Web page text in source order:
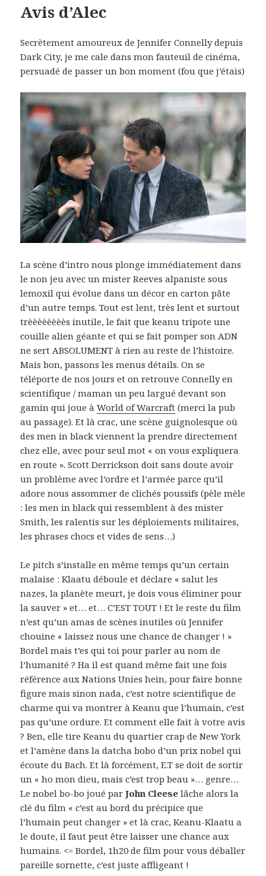
Avis d’Alec
Secrètement amoureux de Jennifer Connelly depuis
Dark City, je me cale dans mon fauteuil de cinéma,
persuadé de passer un bon moment (fou que j’étais)
La scène d’intro nous plonge immédiatement dans
le non jeu avec un mister Reeves alpaniste sous
lemoxil qui évolue dans un décor en carton pâte
d’un autre temps. Tout est lent, très lent et surtout
trèèèèèèèès inutile, le fait que keanu tripote une
couille alien géante et qui se fait pomper son ADN
ne sert ABSOLUMENT à rien au reste de l’histoire.
Mais bon, passons les menus détails. On se
téléporte de nos jours et on retrouve Connelly en
scientifique / maman un peu largué devant son
gamin qui joue àWorld of Warcraft (merci la pub
au passage). Et là crac, une scène guignolesque où
des men in black viennent la prendre directement
chez elle, avec pour seul mot « on vous expliquera
en route ». Scott Derrickson doit sans doute avoir
un problème avec l’ordre et l’armée parce qu’il
adore nous assommer de clichés poussifs (pèle mèle
: les men in black qui ressemblent à des mister
Smith, les ralentis sur les déploiements militaires,
les phrases chocs et vides de sens…)
Le pitch s’installe en même temps qu’un certain
malaise : Klaatu déboule et déclare « salut les
nazes, la planète meurt, je dois vous éliminer pour
la sauver » et… et… C’EST TOUT ! Et le reste du film
n’est qu’un amas de scènes inutiles où Jennifer
chouine « laissez nous une chance de changer ! »
Bordel mais t’es qui toi pour parler au nom de
l’humanité ? Ha il est quand même fait une fois
référence aux Nations Unies hein, pour faire bonne
figure mais sinon nada, c’est notre scientifique de
charme qui va montrer à Keanu que l’humain, c’est
pas qu’une ordure. Et comment elle fait à votre avis
? Ben, elle tire Keanu du quartier crap de New York
et l’amène dans la datcha bobo d’un prix nobel qui
écoute du Bach. Et là forcément, E.T se doit de sortir
un « ho mon dieu, mais c’est trop beau »… genre…
Le nobel bo-bo joué parJohn Cleese lâche alors la
clé du film « c’est au bord du précipice que
l’humain peut changer » et là crac, Keanu-Klaatu a
le doute, il faut peut être laisser une chance aux
humains. <= Bordel, 1h20 de film pour vous déballer
pareille sornette, c’est juste affligeant !